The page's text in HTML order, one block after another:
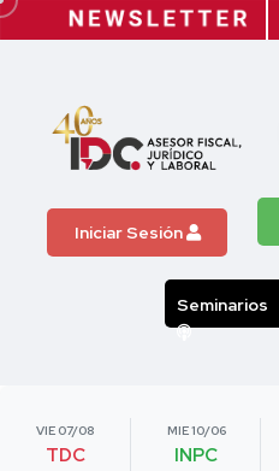
Iniciar Sesión
Seminarios
VIE 07/08
TDC
MIE 10/06
INPC